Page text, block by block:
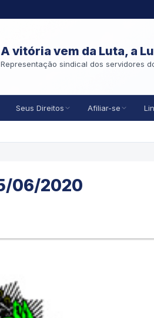
A vitória vem da Luta, a
Representação sindical dos servidores
Seus Direitos Afiliar-se
06/2020